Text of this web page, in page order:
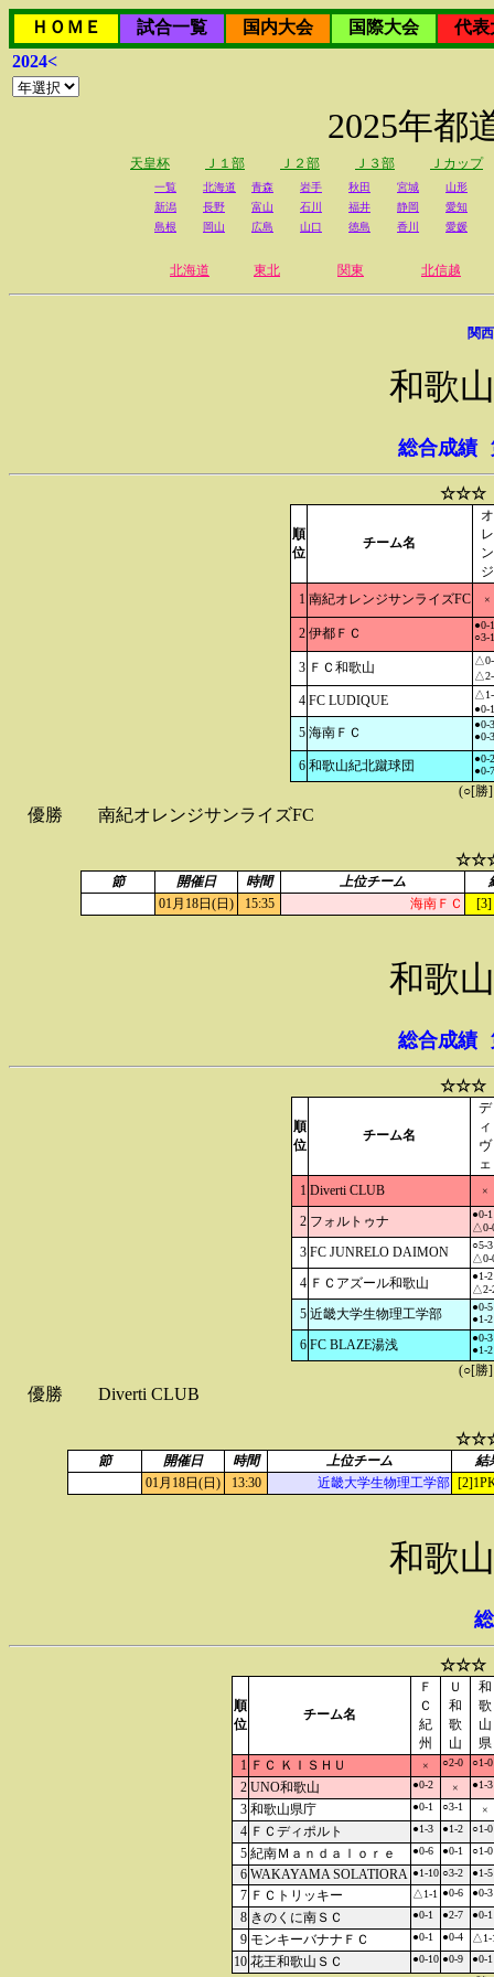
ＨＯＭＥ 試合一覧 国内大会 国際大会
代表
2024<
2025年都
天皇杯 Ｊ１部 Ｊ２部 Ｊ３部 Ｊカップ
一覧 北海道 青森 岩手 秋田 宮城
山形
新潟
長野 富山 石川 福井 静岡
愛知
島根
岡山 広島 山口 徳島 香川 愛媛
北海道 東北 関東 北信越
関
和歌
総合成績
☆☆☆
順
位
チーム名
オ
レ
ン
ジ
1 南紀オレンジサンライズFC ×
2 伊都ＦＣ
●0-1
○3-1
3 ＦＣ和歌山
△0-
△2-
4 FC LUDIQUE
△1-
●0-1
5 海南ＦＣ
●0-3
●0-3
6 和歌山紀北蹴球団
●0-2
●0-7
(○[勝
優勝 南紀オレンジサンライズFC
節 開催日 時間 上位チーム
01月18日(日)
15:35 海南ＦＣ
和歌
総合成績
☆☆☆
順
位
チーム名
デ
ィ
ヴ
ェ
1 Diverti CLUB ×
2 フォルトゥナ
●0-1
△0-
3 FC JUNRELO DAIMON
○5-3
△0-
4 ＦＣアズール和歌山
●1-2
△2-
5 近畿大学生物理工学部
●0-5
●1-2
6 FC BLAZE湯浅
●0-3
●1-2
(○[勝
優勝 Diverti CLUB
節 開催日 時間 上位チーム
結
01月18日(日)
13:30 近畿大学生物理工学部
和歌
☆☆☆
順
位
チーム名
Ｆ
Ｃ
紀
州
Ｕ
和
歌
山
和
歌
山
県
1 ＦＣ ＫＩＳＨＵ × ○2-0 ○1-0
2 UNO和歌山 ●0-2 × ●1-3
3 和歌山県庁 ●0-1 ○3-1 ×
4 ＦＣディポルト ●1-3 ●1-2 ○1-0
5 紀南Ｍａｎｄａｌｏｒｅ ●0-6 ●0-1 ○1-0
6 WAKAYAMA SOLATIORA ●1-10 ○3-2 ●1-5
7 ＦＣトリッキー △1-1 ●0-6 ●0-3
8 きのくに南ＳＣ ●0-1 ●2-7 ●0-1
9 モンキーバナナＦＣ ●0-1 ●0-4 △1-
10 花王和歌山ＳＣ ●0-10 ●0-9 ●0-1